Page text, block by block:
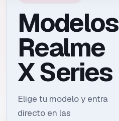
Modelos
Realme
X Series
Elige tu modelo y entra
directo en las